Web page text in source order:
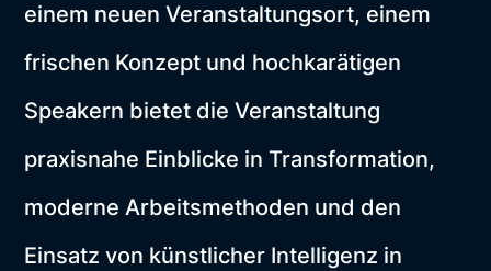
einem neuen Veranstaltungsort, einem
frischen Konzept und hochkarätigen
Speakern bietet die Veranstaltung
praxisnahe Einblicke in Transformation,
moderne Arbeitsmethoden und den
Einsatz von künstlicher Intelligenz in